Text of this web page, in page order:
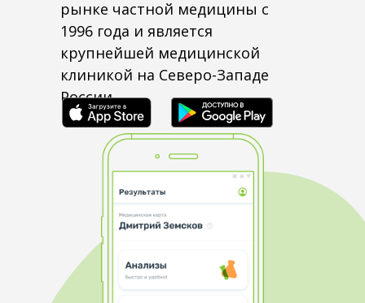
рынке частной медицины с
1996 года и является
крупнейшей медицинской
клиникой на Северо-Западе
России.